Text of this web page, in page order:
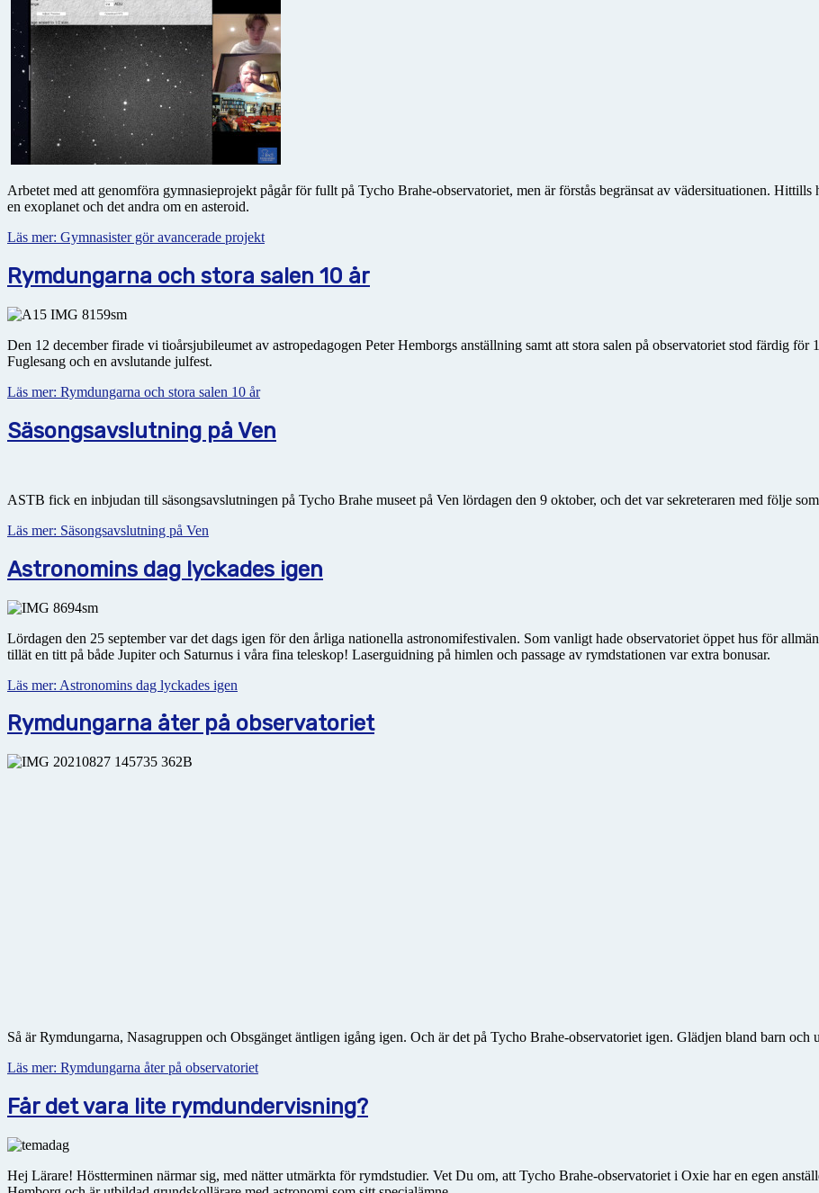
Arbetet med att genomföra gymnasieprojekt pågår för fullt på Tycho Brahe-observatoriet, men är förstås begränsat av vädersituationen.
en exoplanet och det andra om en asteroid.
Läs mer: Gymnasister gör avancerade projekt
Rymdungarna och stora salen 10 år
Den 12 december firade vi tioårsjubileumet av astropedagogen Peter Hemborgs anställning samt att stora salen på observatoriet stod färdig
Fuglesang och en avslutande julfest.
Läs mer: Rymdungarna och stora salen 10 år
Säsongsavslutning på Ven
ASTB fick en inbjudan till säsongsavslutningen på Tycho Brahe museet på Ven lördagen den 9 oktober, och det var sekreteraren med följe
Läs mer: Säsongsavslutning på Ven
Astronomins dag lyckades igen
Lördagen den 25 september var det dags igen för den årliga nationella astronomifestivalen. Som vanligt hade observatoriet öppet hus för
tillät en titt på både Jupiter och Saturnus i våra fina teleskop! Laserguidning på himlen och passage av rymdstationen var extra bonusar.
Läs mer: Astronomins dag lyckades igen
Rymdungarna åter på observatoriet
Så är Rymdungarna, Nasagruppen och Obsgänget äntligen igång igen. Och är det på Tycho Brahe-observatoriet igen. Glädjen bland barn och
Läs mer: Rymdungarna åter på observatoriet
Får det vara lite rymdundervisning?
Hej Lärare! Höstterminen närmar sig, med nätter utmärkta för rymdstudier. Vet Du om, att Tycho Brahe-observatoriet i Oxie har en egen